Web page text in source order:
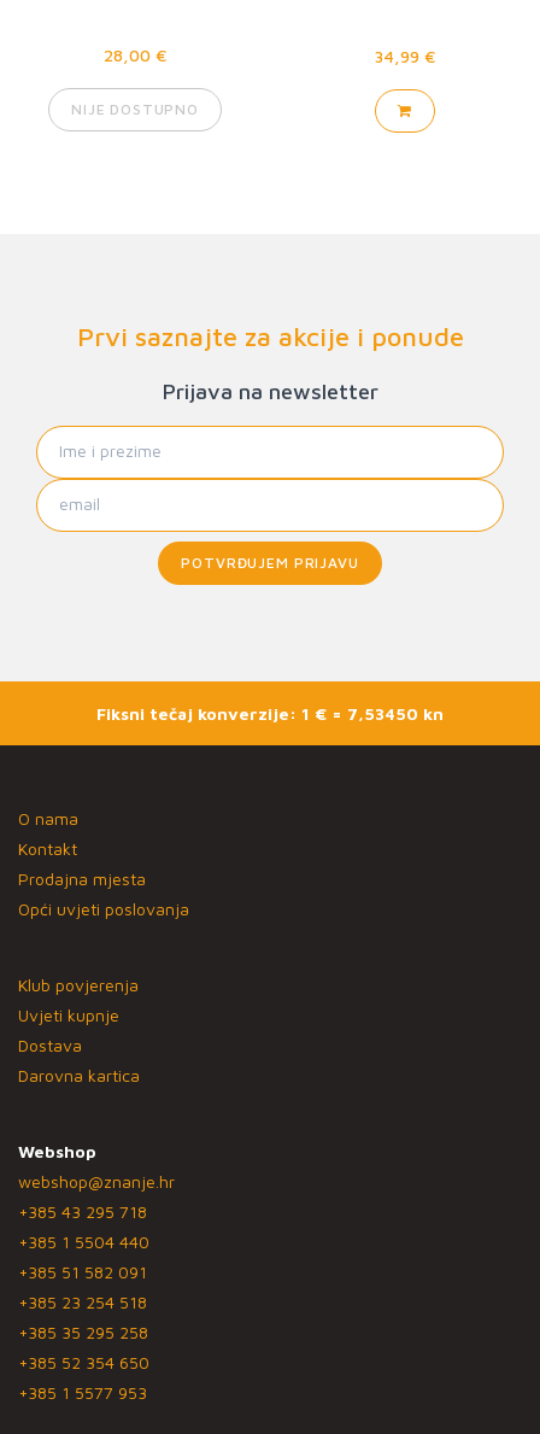
28,00 €
NIJE DOSTUPNO
34,99 €
Prvi saznajte za akcije i ponude
Prijava na newsletter
POTVRĐUJEM PRIJAVU
Fiksni tečaj konverzije: 1 € = 7,53450 kn
O nama
Kontakt
Prodajna mjesta
Opći uvjeti poslovanja
Klub povjerenja
Uvjeti kupnje
Dostava
Darovna kartica
Webshop
webshop@znanje.hr
+385 43 295 718
+385 1 5504 440
+385 51 582 091
+385 23 254 518
+385 35 295 258
+385 52 354 650
+385 1 5577 953